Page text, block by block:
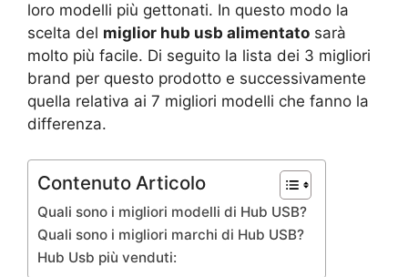
loro modelli più gettonati. In questo modo la
scelta del miglior hub usb alimentato sarà
molto più facile. Di seguito la lista dei 3 migliori
brand per questo prodotto e successivamente
quella relativa ai 7 migliori modelli che fanno la
differenza.
Contenuto Articolo
Quali sono i migliori modelli di Hub USB?
Quali sono i migliori marchi di Hub USB?
Hub Usb più venduti: